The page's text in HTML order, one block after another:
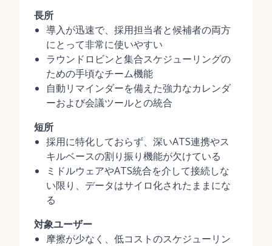
長所
導入が迅速で、採用担当者と候補者の両方
にとって非常に使いやすい
ラウンドロビンと集合スケジューリングの
ための手頃なチーム機能
自動リマインダーを備えた強力なカレンダ
ーおよび会議ツールとの統合
短所
採用に特化しておらず、深いATS連携やス
キルベースの割り振り機能が欠けている
ミドルウェアやATS統合を介して接続しな
い限り、データはサイロ化されたままにな
る
対象ユーザー
摩擦が少なく、低コストのスケジューリン